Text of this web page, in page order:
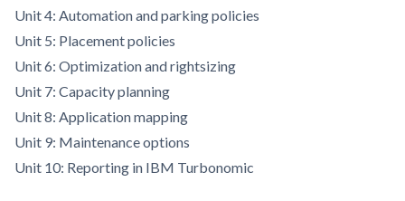
Unit 4: Automation and parking policies
Unit 5: Placement policies
Unit 6: Optimization and rightsizing
Unit 7: Capacity planning
Unit 8: Application mapping
Unit 9: Maintenance options
Unit 10: Reporting in IBM Turbonomic